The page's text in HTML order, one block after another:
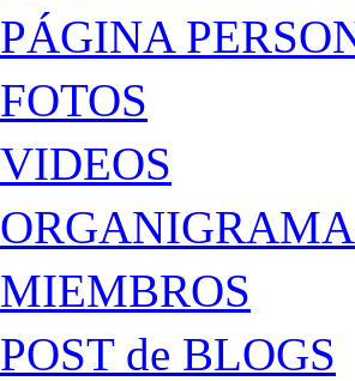
PÁGINA
FOTOS
VIDEOS
MIEMBROS
POST de BLOGS